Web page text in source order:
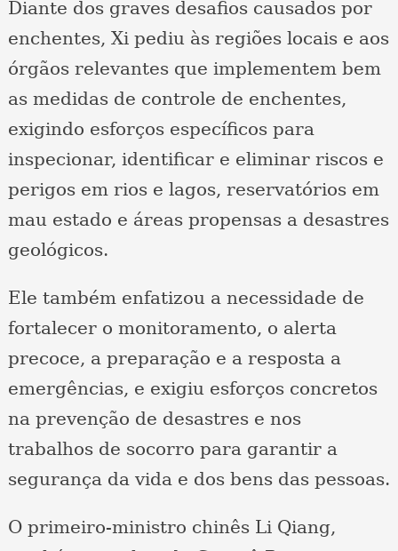
Diante dos graves desafios causados por
enchentes, Xi pediu às regiões locais e aos
órgãos relevantes que implementem bem
as medidas de controle de enchentes,
exigindo esforços específicos para
inspecionar, identificar e eliminar riscos e
perigos em rios e lagos, reservatórios em
mau estado e áreas propensas a desastres
geológicos.
Ele também enfatizou a necessidade de
fortalecer o monitoramento, o alerta
precoce, a preparação e a resposta a
emergências, e exigiu esforços concretos
na prevenção de desastres e nos
trabalhos de socorro para garantir a
segurança da vida e dos bens das pessoas.
O primeiro-ministro chinês Li Qiang,